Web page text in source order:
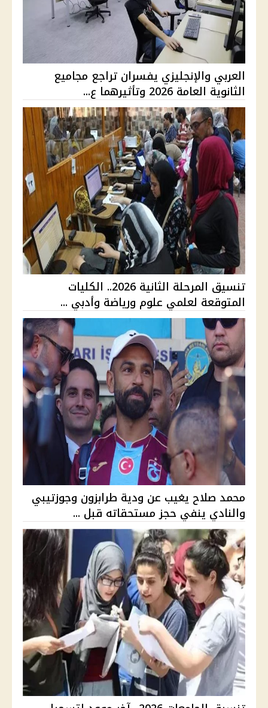
العربي والإنجليزي يفسران تراجع مجاميع
الثانوية العامة 2026 وتأثيرهما ع...
تنسيق المرحلة الثانية 2026.. الكليات
المتوقعة لعلمي علوم ورياضة وأدبي ...
محمد صلاح يغيب عن ودية طرابزون وجوزتيبي
والنادي ينفي حجز مستحقاته قبل ...